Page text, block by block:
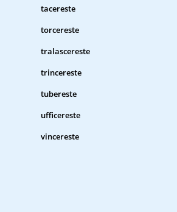
tacereste
torcereste
tralascereste
trincereste
tubereste
ufficereste
vincereste